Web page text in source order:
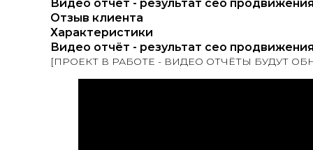
Видео отчёт - результат сео продвижения
Отзыв клиента
Характеристики
Видео отчёт - результат сео продвижения
[ПРОЕКТ В РАБОТЕ - ВИДЕО ОТЧЁТЫ БУДУТ